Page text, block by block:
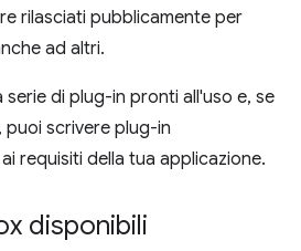
rilasciati pubblicamente per
ad altri.
di plug-in pronti all'uso e, se
scrivere plug-in
requisiti della tua applicazione.
disponibili